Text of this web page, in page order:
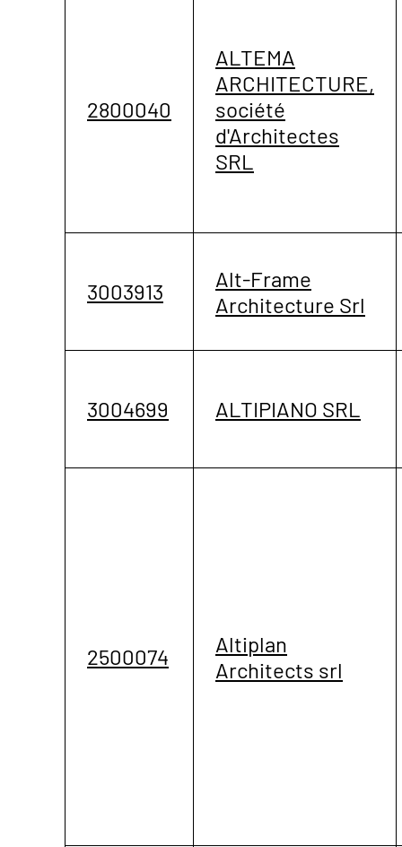
2800040
ALTEMA
ARCHITECTURE,
société
d'Architectes
SRL
3003913
Alt-Frame
Architecture Srl
3004699 ALTIPIANO SRL
2500074
Altiplan
Architects srl